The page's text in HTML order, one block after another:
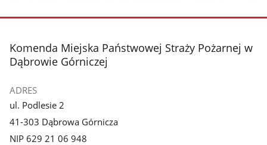
zdjęcie
galerii.
zdjęcie
galerii.
stopka
Komenda Miejska Państwowej Straży Pożarnej w
Dąbrowie Górniczej
ADRES
ul. Podlesie 2
41-303 Dąbrowa Górnicza
NIP 629 21 06 948